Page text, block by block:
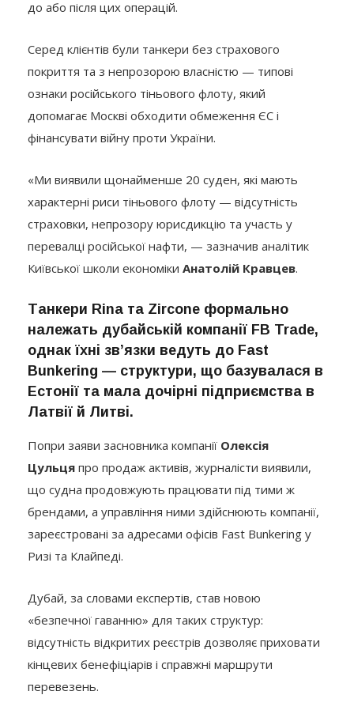
покриття та з непрозорою власністю — типові
ознаки російського тіньового флоту, який
допомагає Москві обходити обмеження ЄС і
фінансувати війну проти України.
характерні риси тіньового флоту — відсутність
страховки, непрозору юрисдикцію та участь у
перевалці російської нафти, — зазначив аналітик
Київської школи економікиАнатолій Кравцев.
належать дубайській компаніїFB Trade
однак їхні зв’язки ведуть до Fast
Bunkering — структури, що базувалася в
Естонії та мала дочірні підприємства в
Латвії й Литві.
Цульцяпро продаж активів, журналісти виявили,
що судна продовжують працювати під тими ж
брендами, а управління ними здійснюють компанії,
зареєстровані за адресами офісів Fast Bunkering у
Ризі та Клайпеді.
«безпечної гаванню» для таких структур:
відсутність відкритих реєстрів дозволяє приховати
кінцевих бенефіціарів і справжні маршрути
перевезень.